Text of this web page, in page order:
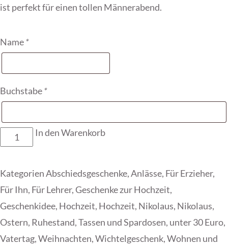
ist perfekt für einen tollen Männerabend.
Name*
Buchstabe*
Whiskyglas
Name
und
Buchstabe
Menge
In den Warenkorb
KategorienAbschiedsgeschenke,Anlässe, Für Erzieher,
Für Ihn, Für Lehrer,Geschenke zur Hochzeit,
Geschenkidee, Hochzeit, Hochzeit, Nikolaus, Nikolaus,
Ostern, Ruhestand,Tassen und Spardosen, unter 30 Euro,
Vatertag,Weihnachten,Wichtelgeschenk,Wohnen und